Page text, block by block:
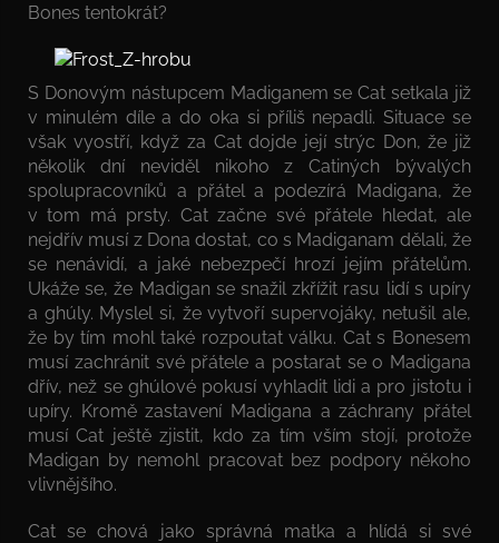
Bones tentokrát?
S Donovým nástupcem Madiganem se Cat setkala již
v minulém díle a do oka si příliš nepadli. Situace se
však vyostří, když za Cat dojde její strýc Don, že již
několik dní neviděl nikoho z Catiných bývalých
spolupracovníků a přátel a podezírá Madigana, že
v tom má prsty. Cat začne své přátele hledat, ale
nejdřív musí z Dona dostat, co s Madiganam dělali, že
se nenávidí, a jaké nebezpečí hrozí jejím přátelům.
Ukáže se, že Madigan se snažil zkřížit rasu lidí s upíry
a ghúly. Myslel si, že vytvoří supervojáky, netušil ale,
že by tím mohl také rozpoutat válku. Cat s Bonesem
musí zachránit své přátele a postarat se o Madigana
dřív, než se ghúlové pokusí vyhladit lidi a pro jistotu i
upíry. Kromě zastavení Madigana a záchrany přátel
musí Cat ještě zjistit, kdo za tím vším stojí, protože
Madigan by nemohl pracovat bez podpory někoho
vlivnějšího.
Cat se chová jako správná matka a hlídá si své